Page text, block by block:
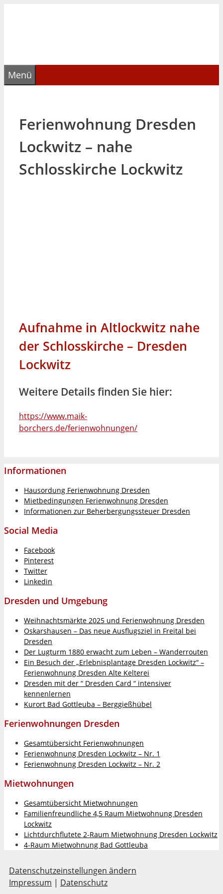
Menü
Ferienwohnung Dresden
Lockwitz – nahe
Schlosskirche Lockwitz
Aufnahme in Altlockwitz nahe
der Schlosskirche – Dresden
Lockwitz
Weitere Details finden Sie hier:
https://www.maik-
borchers.de/ferienwohnungen/
Informationen
Hausordung Ferienwohnung Dresden
Mietbedingungen Ferienwohnung Dresden
Informationen zur Beherbergungssteuer Dresden
Social Media
Facebook
Pinterest
Twitter
Linkedin
Dresden und Umgebung
Weihnachtsmärkte 2025 und Ferienwohnung Dresden
Oskarshausen – Das neue Ausflugsziel in Freital bei
Dresden
Der Lugturm 1880 erwacht zum Leben – Wanderrouten
Ein Besuch der „Erlebnisplantage Dresden Lockwitz“ –
Ferienwohnung Dresden Alte Kelterei
Dresden mit der “ Dresden Card “ intensiver
kennenlernen
Kurort Bad Gottleuba – Berggießhübel
Ferienwohnungen Dresden
Gesamtübersicht Ferienwohnungen
Ferienwohnung Dresden Lockwitz – Nr. 1
Ferienwohnung Dresden Lockwitz – Nr. 2
Mietwohnungen
Gesamtübersicht Mietwohnungen
Familienfreundliche 4,5 Raum Mietwohnung Dresden
Lockwitz
Lichtdurchflutete 2-Raum Mietwohnung Dresden Lockwitz
4-Raum Mietwohnung Bad Gottleuba
Datenschutzeinstellungen ändern
Impressum | Datenschutz